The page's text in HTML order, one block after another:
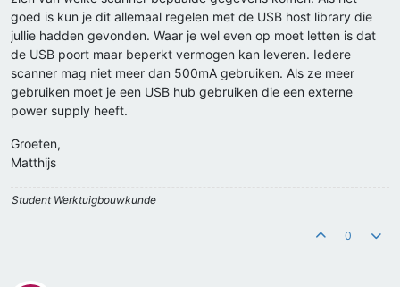
goed is kun je dit allemaal regelen met de USB host library die
jullie hadden gevonden. Waar je wel even op moet letten is dat
de USB poort maar beperkt vermogen kan leveren. Iedere
scanner mag niet meer dan 500mA gebruiken. Als ze meer
gebruiken moet je een USB hub gebruiken die een externe
power supply heeft.
Groeten,
Matthijs
Student Werktuigbouwkunde
0